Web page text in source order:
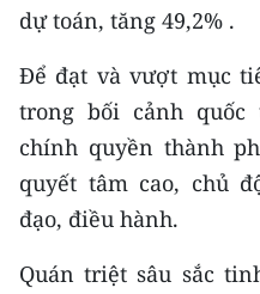
Trung du và miền núi
Đồng bằng sông Hồng
Bắc Trung Bộ
Duyên hải Nam Trung
Nguyên
Đông Nam Bộ
dự toán, tăng 49,2% .
Để đạt và vượt mục
trong bối cảnh quốc
chính quyền thành
quyết tâm cao, chủ
đạo, điều hành.
Quán triệt sâu sắc